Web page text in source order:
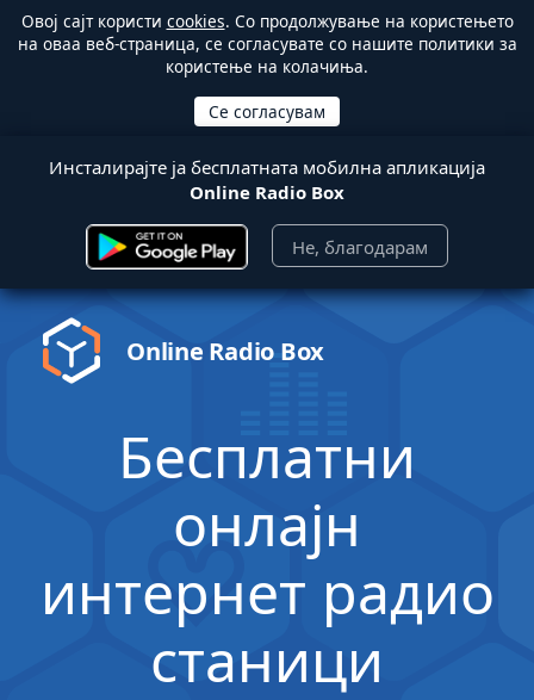
Овој сајт користи cookies. Со продолжување на користењето
на оваа веб-страница, се согласувате со нашите политики за
користење на колачиња.
Инсталирајте ја бесплатната мобилна апликација
Online Radio Box
Не, благодарам
Online Radio Box
Бесплатни
онлајн
интернет радио
станици